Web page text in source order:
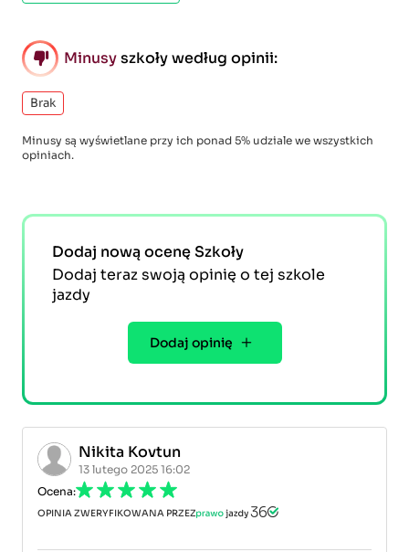
Minusyszkoły według opinii:
Brak
Minusy są wyświetlane przy ich ponad 5% udziale we wszystkich
opiniach.
Dodaj nową ocenę Szkoły
Dodaj teraz swoją opinię o tej szkole
jazdy
Dodaj opinię
Nikita Kovtun
13 lutego 2025 16:02
Ocena:
OPINIA ZWERYFIKOWANA PRZEZ